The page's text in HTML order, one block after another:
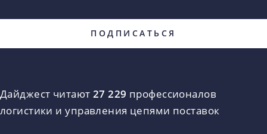
Дайджест читают 27 229 профессионалов
логистики и управления цепями поставок